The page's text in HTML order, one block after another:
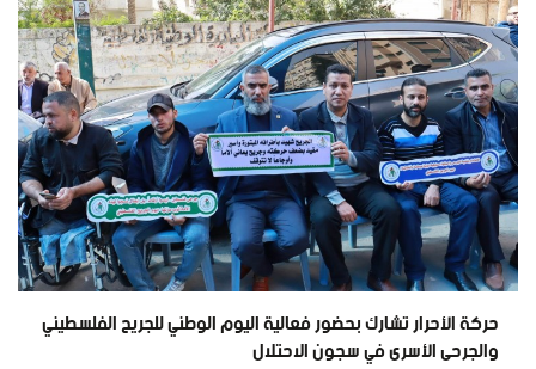
حركة الأحرار تشارك بحضور فعالية اليوم الوطني للجريح الفلسطيني
والجرحى الأسرى في سجون الاحتلال